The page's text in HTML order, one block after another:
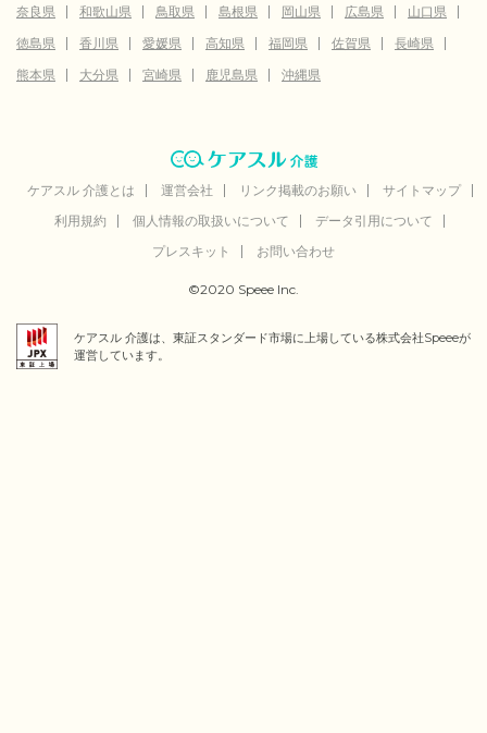
奈良県
和歌山県 鳥取県 島根県 岡山県 広島県
山口県
徳島県
香川県 愛媛県 高知県 福岡県 佐賀県
長崎県
熊本県
大分県 宮崎県 鹿児島県 沖縄県
ケアスル 介護とは 運営会社 リンク掲載のお願い
サイトマップ
利用規約
個人情報の取扱いについて
データ引用について
プレスキット
お問い合わせ
©2020 Speee Inc.
ケアスル 介護は、東証スタンダード市場に上場している株式会社Speeeが
運営しています。